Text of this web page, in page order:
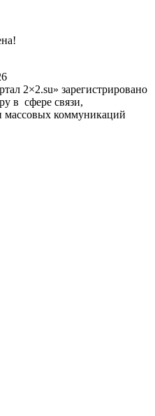
2×2.su» зарегистрировано
в сфере связи,
коммуникаций